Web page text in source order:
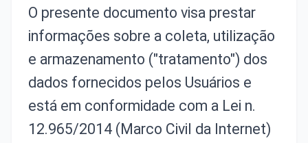
O presente documento visa prestar
informações sobre a coleta, utilização
e armazenamento ("tratamento") dos
dados fornecidos pelos Usuários e
está em conformidade com a Lei n.
12.965/2014 (Marco Civil da Internet)